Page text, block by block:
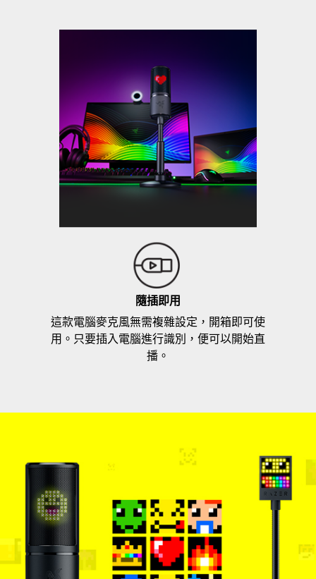
隨插即用
這款電腦麥克風無需複雜設定，開箱即可使
用。只要插入電腦進行識別，便可以開始直
播。